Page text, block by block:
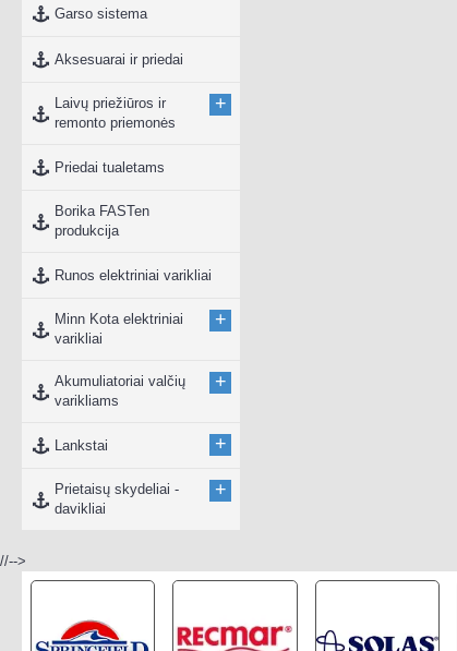
Garso sistema
Aksesuarai ir priedai
Laivų priežiūros ir
remonto priemonės
+
Priedai tualetams
Borika FASTen
produkcija
Runos elektriniai varikliai
Minn Kota elektriniai
varikliai
+
Akumuliatoriai valčių
varikliams
+
Lankstai +
Prietaisų skydeliai -
davikliai
+
//-->